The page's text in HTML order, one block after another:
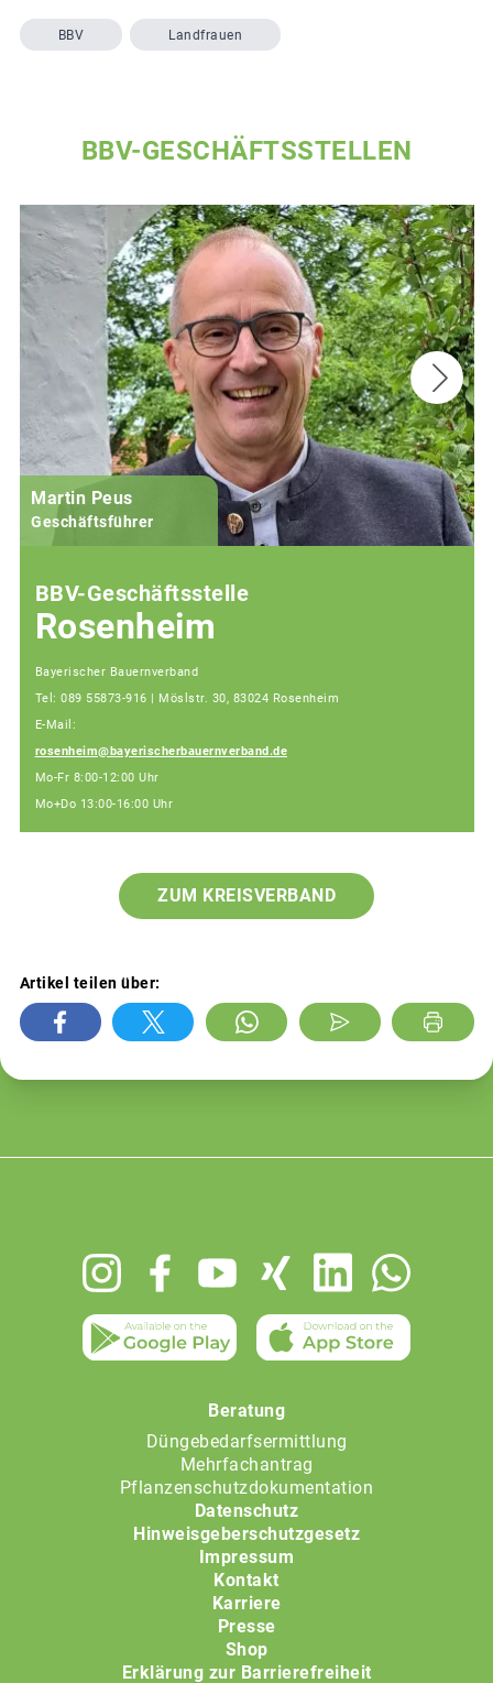
BBV Landfrauen
BBV-GESCHÄFTSSTELLEN
Martin Peus
Geschäftsführer
BBV-Geschäftsstelle
Rosenheim
Bayerischer Bauernverband
Tel: 089 55873-916 | Möslstr. 30, 83024 Rosenheim
E-Mail:
rosenheim@bayerischerbauernverband.de
Mo-Fr 8:00-12:00 Uhr
Mo+Do 13:00-16:00 Uhr
ZUM KREISVERBAND
Artikel teilen über:
Beratung
Düngebedarfsermittlung
Mehrfachantrag
Pflanzenschutzdokumentation
Datenschutz
Hinweisgeberschutzgesetz
Impressum
Kontakt
Karriere
Presse
Shop
Erklärung zur Barrierefreiheit